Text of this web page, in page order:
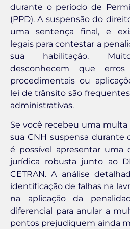
durante o período de
(PPD). A suspensão do
uma sentença final, e
legais para contestar a
sua habilitação.
desconhecem que erros
procedimentais ou
lei de trânsito são
administrativas.
Se você recebeu uma multa
sua CNH suspensa durante
é possível apresentar uma
jurídica robusta junto ao
CETRAN. A análise
identificação de falhas na
na aplicação da
diferencial para anular a
pontos prejudiquem ainda